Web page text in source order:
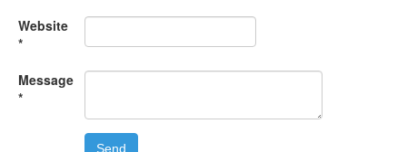
Website
*
Message
*